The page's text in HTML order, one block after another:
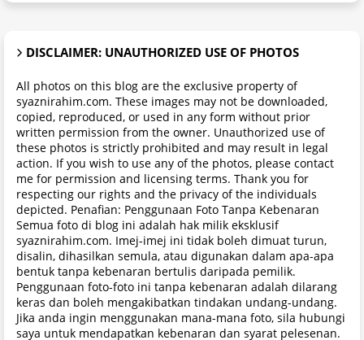
DISCLAIMER: UNAUTHORIZED USE OF PHOTOS
All photos on this blog are the exclusive property of
syaznirahim.com. These images may not be downloaded,
copied, reproduced, or used in any form without prior
written permission from the owner. Unauthorized use of
these photos is strictly prohibited and may result in legal
action. If you wish to use any of the photos, please contact
me for permission and licensing terms. Thank you for
respecting our rights and the privacy of the individuals
depicted. Penafian: Penggunaan Foto Tanpa Kebenaran
Semua foto di blog ini adalah hak milik eksklusif
syaznirahim.com. Imej-imej ini tidak boleh dimuat turun,
disalin, dihasilkan semula, atau digunakan dalam apa-apa
bentuk tanpa kebenaran bertulis daripada pemilik.
Penggunaan foto-foto ini tanpa kebenaran adalah dilarang
keras dan boleh mengakibatkan tindakan undang-undang.
Jika anda ingin menggunakan mana-mana foto, sila hubungi
saya untuk mendapatkan kebenaran dan syarat pelesenan.